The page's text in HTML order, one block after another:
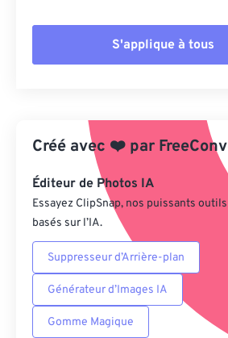
S'applique à tous
Appliquer à partir du
Enregistrer comme
Créé avec ❤️ par
Éditeur de Photos IA
Essayez ClipSnap, nos puissants
basés sur l’IA.
Suppresseur d’Arrière-plan
Générateur d’Images IA
Gomme Magique